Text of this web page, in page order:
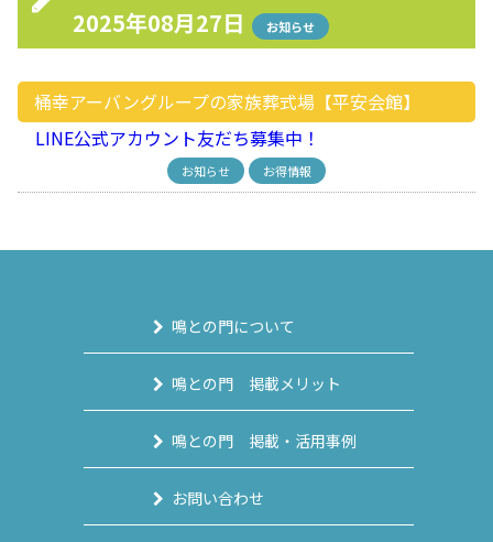
2025年08月27日
お知らせ
桶幸アーバングループの家族葬式場【平安会館】
LINE公式アカウント友だち募集中！
お知らせ お得情報
鳴との門について
鳴との門 掲載メリット
鳴との門 掲載・活用事例
お問い合わせ